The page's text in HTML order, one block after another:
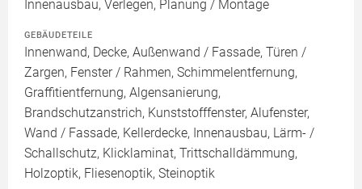
Innenausbau, Verlegen, Planung / Montage
GEBÄUDETEILE
Innenwand, Decke, Außenwand / Fassade, Türen /
Zargen, Fenster / Rahmen, Schimmelentfernung,
Graffitientfernung, Algensanierung,
Brandschutzanstrich, Kunststofffenster, Alufenster,
Wand / Fassade, Kellerdecke, Innenausbau, Lärm- /
Schallschutz, Klicklaminat, Trittschalldämmung,
Holzoptik, Fliesenoptik, Steinoptik